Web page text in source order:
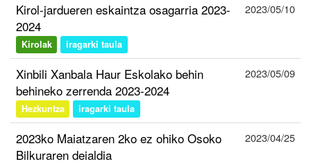
Kirol-jardueren eskaintza osagarria 2023-
2024
Kirolak iragarki taula
2023/05/10
Xinbili Xanbala Haur Eskolako behin
behineko zerrenda 2023-2024
Hezkuntza iragarki taula
2023/05/09
2023ko Maiatzaren 2ko ez ohiko Osoko
Bilkuraren deialdia
2023/04/25